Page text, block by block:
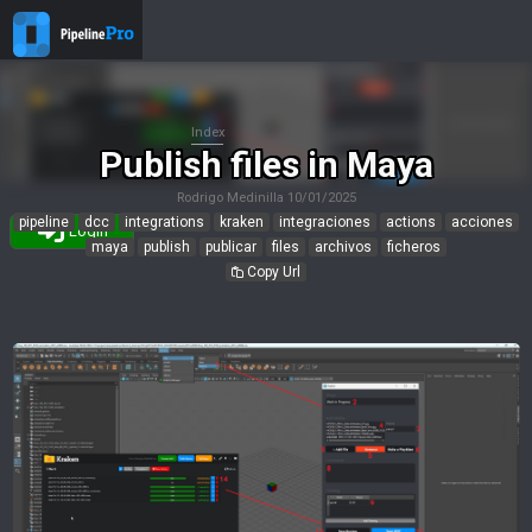
Login
Publish files in Maya
Rodrigo Medinilla 10/01/2025
pipeline dcc integrations kraken integraciones actions
acciones
maya
publish publicar files archivos
ficheros
Copy Url
Index